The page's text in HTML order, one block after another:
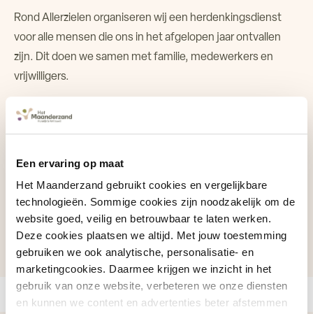
Een ervaring op maat
Het Maanderzand gebruikt cookies en vergelijkbare
technologieën. Sommige cookies zijn noodzakelijk om de
website goed, veilig en betrouwbaar te laten werken.
Deze cookies plaatsen we altijd. Met jouw toestemming
gebruiken we ook analytische, personalisatie- en
marketingcookies. Daarmee krijgen we inzicht in het
gebruik van onze website, verbeteren we onze diensten
en kunnen we content en advertenties beter afstemmen
Rond Allerzielen organiseren wij een herdenkingsdienst
voor alle mensen die ons in het afgelopen jaar ontvallen
zijn. Dit doen we samen met familie, medewerkers en
vrijwilligers.